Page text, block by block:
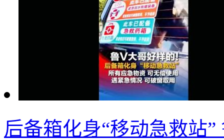
后备箱化身“移动急救站